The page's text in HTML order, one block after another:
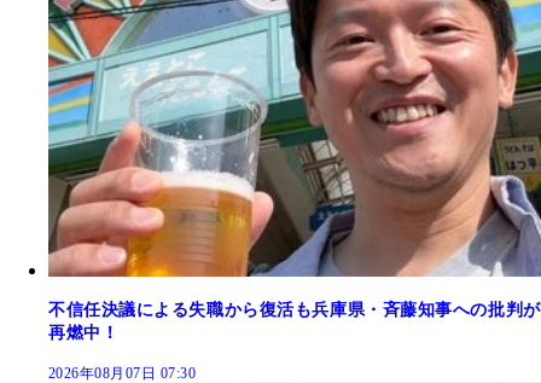
不信任決議による失職から復活も兵庫県・斉藤知事への批判が
再燃中！
2026年08月07日 07:30